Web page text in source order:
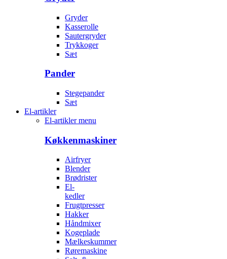
Gryder
Kasserolle
Sautergryder
Trykkoger
Sæt
Pander
Stegepander
Sæt
El-artikler
El-artikler menu
Køkkenmaskiner
Airfryer
Blender
Brødrister
El-
kedler
Frugtpresser
Hakker
Håndmixer
Kogeplade
Mælkeskummer
Røremaskine